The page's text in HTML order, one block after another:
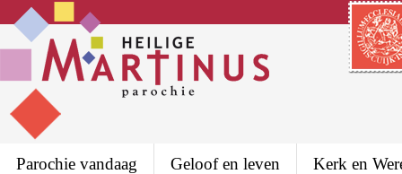
Parochie vandaag Geloof en leven Kerk en